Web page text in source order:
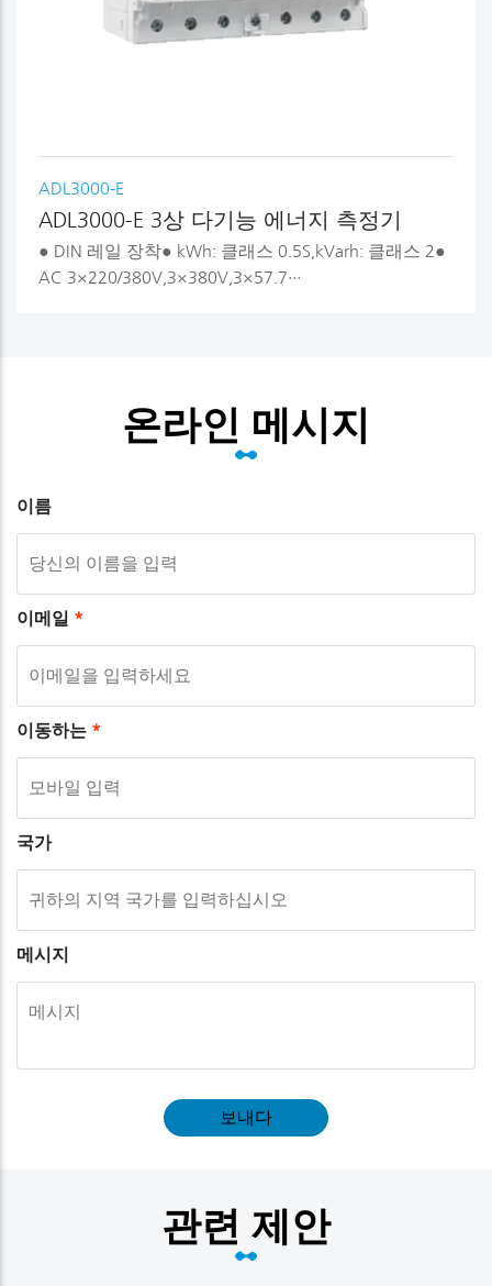
ADL3000-E
ADL3000-E 3상 다기능 에너지 측정기
● DIN 레일 장착● kWh: 클래스 0.5S,kVarh: 클래스 2●
AC 3×220/380V,3×380V,3×57.7···
온라인 메시지
이름
이메일 *
이동하는 *
국가
메시지
보내다
관련 제안